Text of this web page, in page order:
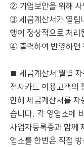
② 기업보안을 위해 사
③ 세금계산서가 열립
행이 정상적으로 처리
④ 출력하여 반영하면
■ 세금계산서 월별 자
전자카드 이용고객의
한해 세금계산서를 자
습니다. 각 영업소에
사업자등록증과 함께
업소를 한번은 직접